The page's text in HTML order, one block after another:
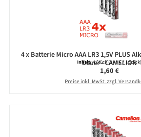
4 x Batterie Micro AAA LR3 1,5V PLUS
Dauer - CAMELION
Inhalt:4 Stück(0,40 € / 1 Stück)
Regulärer Preis:
1,60 €
Preise inkl. MwSt. zzgl.